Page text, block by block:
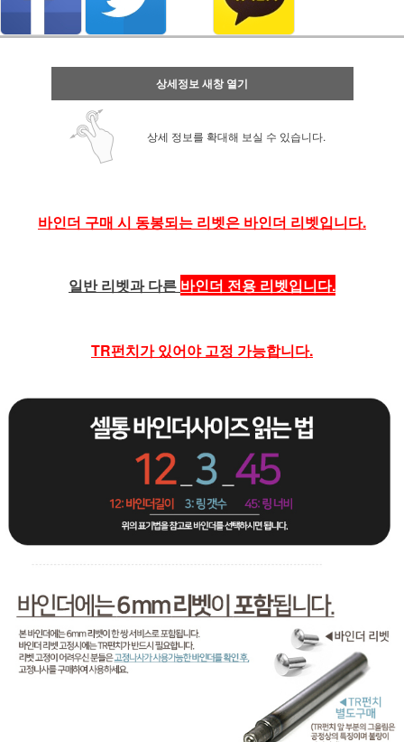
상세정보 새창 열기
상세 정보를 확대해 보실 수 있습니다.
바인더 구매 시 동봉되는 리벳은 바인더 리벳입니다.
일반 리벳과 다른 바인더 전용 리벳입니다.
TR펀치가 있어야 고정 가능합니다.